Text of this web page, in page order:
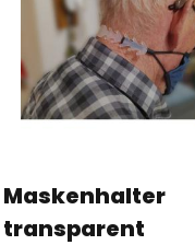
Maskenhalter
transparent